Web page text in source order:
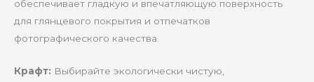
обеспечивает гладкую и впечатляющую поверхность
для глянцевого покрытия и отпечатков
фотографического качества.
Крафт: Выбирайте экологически чистую,